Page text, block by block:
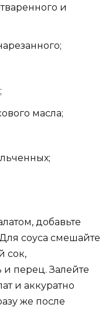
и
масла;
добавьте
соуса смешайте
сок,
перец. Залейте
и аккуратно
же после